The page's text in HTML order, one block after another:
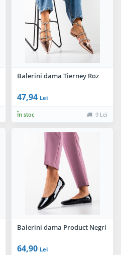
Balerini dama Tierney Roz
47,94 Lei
În stoc 9 Lei
Balerini dama Product Negri
64,90 Lei